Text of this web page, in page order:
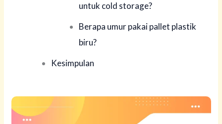
untuk cold storage?
Berapa umur pakai pallet plastik
biru?
Kesimpulan